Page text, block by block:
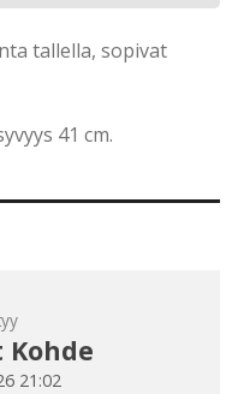
tallella, sopivat
41 cm.
21:02